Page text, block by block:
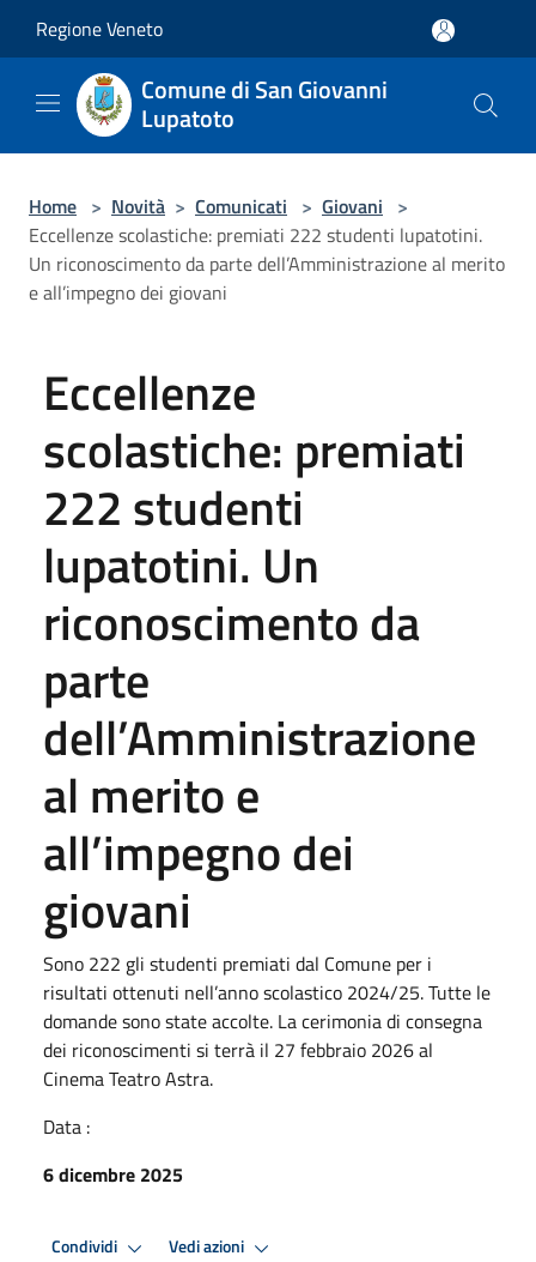
Regione Veneto
Comune di San Giovanni
Lupatoto
Home > Novità > Comunicati > Giovani >
Eccellenze scolastiche: premiati 222 studenti lupatotini.
Un riconoscimento da parte dell’Amministrazione al merito
e all’impegno dei giovani
Eccellenze
scolastiche: premiati
222 studenti
lupatotini. Un
riconoscimento da
parte
dell’Amministrazione
al merito e
all’impegno dei
giovani
Sono 222 gli studenti premiati dal Comune per i
risultati ottenuti nell’anno scolastico 2024/25. Tutte le
domande sono state accolte. La cerimonia di consegna
dei riconoscimenti si terrà il 27 febbraio 2026 al
Cinema Teatro Astra.
Data :
6 dicembre 2025
Condividi Vedi azioni